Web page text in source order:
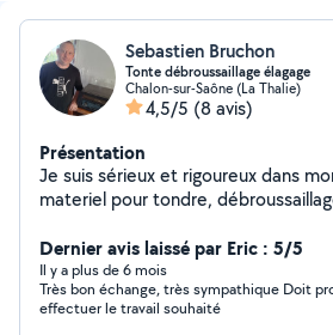
Sebastien Bruchon
Tonte débroussaillage élagage
Chalon-sur-Saône (La Thalie)
4,5/5 (8 avis)
Présentation
Je suis sérieux et rigoureux dans
materiel pour tondre,
Dernier avis laissé par Eric : 5/5
Il y a plus de 6 mois
Très bon échange, très sympathique Doit
effectuer le travail souhaité